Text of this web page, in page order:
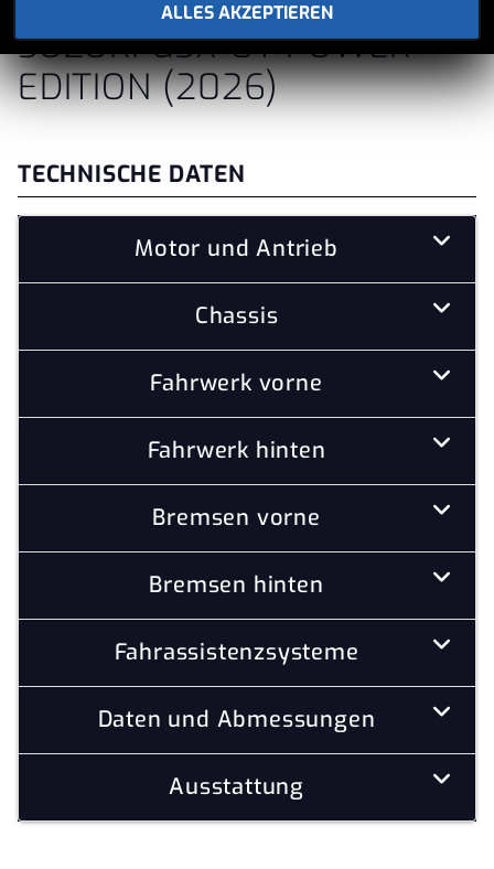
SUZUKI GSX-8T POWER
EDITION (2026)
TECHNISCHE DATEN
Motor und Antrieb
Chassis
Fahrwerk vorne
Fahrwerk hinten
Bremsen vorne
Bremsen hinten
Fahrassistenzsysteme
Daten und Abmessungen
Ausstattung
ALLES AKZEPTIEREN